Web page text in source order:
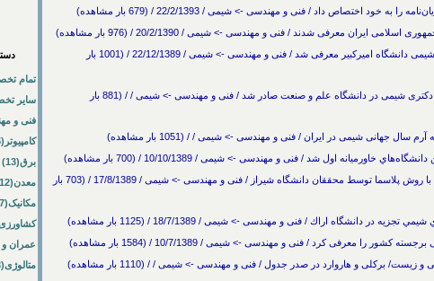
را به خود اختصاص داد / فنی و مهندسی -> شیمی / 22/2/1393 / (679 بار مشاهده)
ایران معرفی شدند / فنی و مهندسی -> شیمی / 20/2/1390 / (976 بار مشاهده)
رئیس جدید دانشکده مهندسی شیمی دانشگاه امیرکبیر معرفی شد / فنی و مهندسی -> شیمی / 22/12/1389 / (1001 بار
مجوز قطعی پذیرش دانشجوی دکتری شیمی در دانشگاه علم و صنعت صادر شد / فنی و مهندسی -> شیمی / / (881 بار
سال جهانی شیمی در ایران / فنی و مهندسی -> شیمی / / (1051 بار مشاهده)
خاورميانه اول شد / فنی و مهندسی -> شیمی / 10/10/1389 / (700 بار مشاهده)
تبديل نفت سنگين به نفت سبك با روش پلاسما توسط محققان دانشگاه شيراز / فنی و مهندسی -> شیمی / 17/8/1389 / (703 بار
در دانشگاه اراك / فنی و مهندسی -> شیمی / 18/7/1389 / (1125 بار مشاهده)
را معرفی کرد / فنی و مهندسی -> شیمی / 10/7/1389 / (1584 بار مشاهده)
زیست/ برکلی و هاروارد در صدر جدول / فنی و مهندسی -> شیمی / / (1110 بار مشاهده)
تمام تخصص
سایر
فنی و
کامپیوتر(615)
برق(13)
معدن(12)
مکانیک(47)
کشاورزی
عمران و
متالوژی(3)